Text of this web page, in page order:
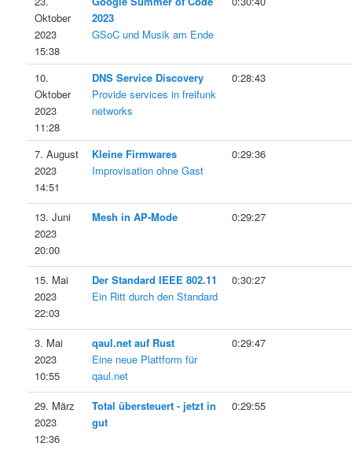
Oktober
2023
15:38
2023
GSoC und Musik am Ende
10.
Oktober
2023
11:28
DNS Service Discovery
Provide services in freifunk
networks
0:28:43
7. August
2023
14:51
Kleine Firmwares
Improvisation ohne Gast
0:29:36
13. Juni
2023
20:00
Mesh in AP-Mode 0:29:27
15. Mai
2023
22:03
Der Standard IEEE 802.11
Ein Ritt durch den Standard
0:30:27
3. Mai
2023
10:55
qaul.net auf Rust
Eine neue Plattform für
qaul.net
0:29:47
29. März
2023
12:36
Total übersteuert - jetzt in
gut
0:29:55